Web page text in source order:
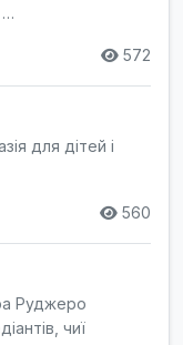
…
572
для дітей і
560
Руджеро
чиї